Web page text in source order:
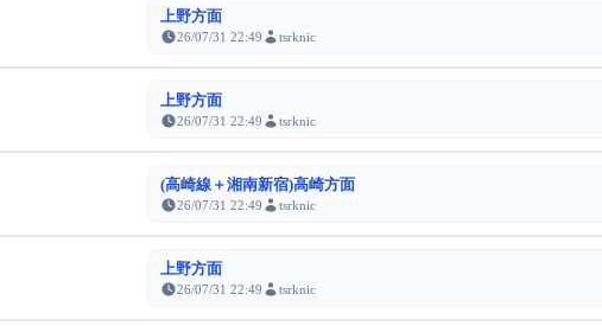
上野方面
26/07/31 22:49 tsrknic
上野方面
26/07/31 22:49 tsrknic
(高崎線＋湘南新宿)高崎方面
26/07/31 22:49 tsrknic
上野方面
26/07/31 22:49 tsrknic